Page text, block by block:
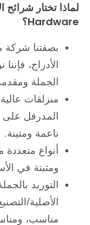
Hardware؟
بصفتنا شركة
الأدراج،
الجملة
منزلقات
المدرفل على
ناعمة ومتينة.
أنواع
ومثبتة في
التوريد
الأصلية/
مناسب،